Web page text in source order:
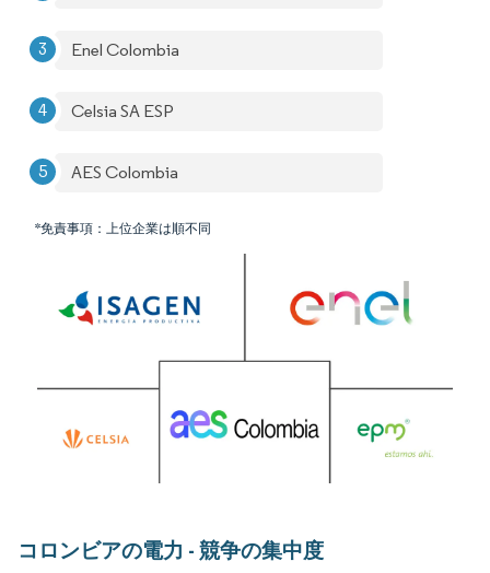
Enel Colombia
Celsia SA ESP
AES Colombia
*免責事項：上位企業は順不同
コロンビアの電力 - 競争の集中度